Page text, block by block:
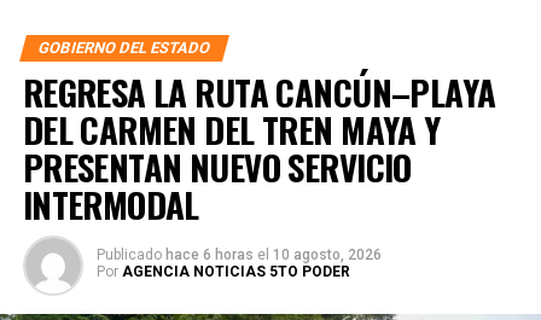
En todo el territorio estatal se sembrarán más de 12 mil
árboles con el acompañamiento de dependencias
federales y estatales como SADER, SEMARNAT,
CONAGUA, CONANP, CONAFOR y Sembrando Vida. En su
mensaje, Mara Lezama destacó que esta estrategia
GOBIERNO DEL ESTADO
REGRESA LA RUTA CANCÚN–PLAYA
DEL CARMEN DEL TREN MAYA Y
PRESENTAN NUEVO SERVICIO
INTERMODAL
Publicado hace 6 horas el 10 agosto, 2026
Por AGENCIA NOTICIAS 5TO PODER